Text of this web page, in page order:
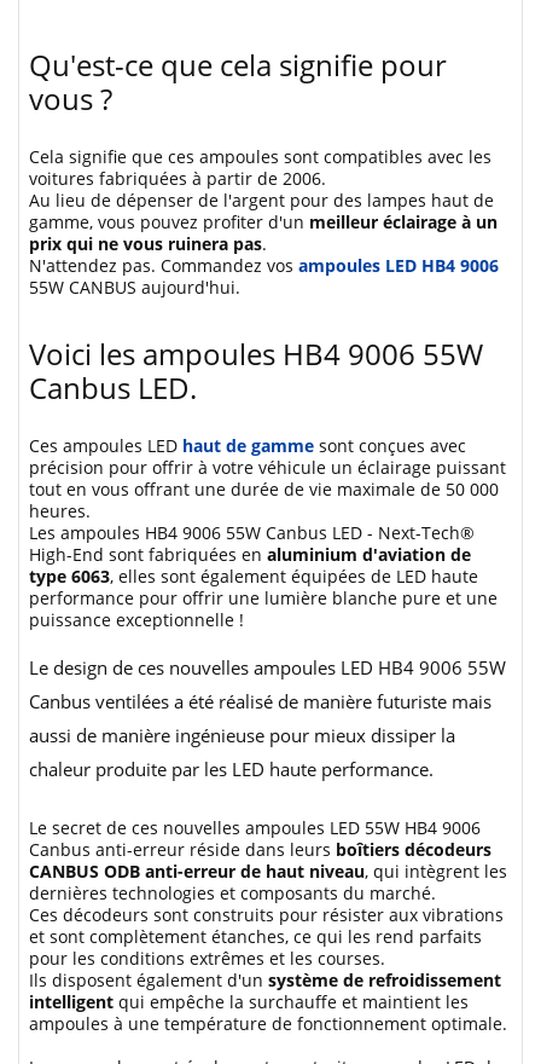
Qu'est-ce que cela signifie pour
vous ?
Cela signifie que ces ampoules sont compatibles avec les
voitures fabriquées à partir de 2006.
Au lieu de dépenser de l'argent pour des lampes haut de
gamme, vous pouvez profiter d'un meilleur éclairage à un
prix qui ne vous ruinera pas.
N'attendez pas. Commandez vos ampoules LED HB4 9006
55W CANBUS aujourd'hui.
Voici les ampoules HB4 9006 55W
Canbus LED.
Ces ampoules LED haut de gamme sont conçues avec
précision pour offrir à votre véhicule un éclairage puissant
tout en vous offrant une durée de vie maximale de 50 000
heures.
Les ampoules HB4 9006 55W Canbus LED - Next-Tech®
High-End sont fabriquées en aluminium d'aviation de
type 6063, elles sont également équipées de LED haute
performance pour offrir une lumière blanche pure et une
puissance exceptionnelle !
Le design de ces nouvelles ampoules LED HB4 9006 55W
Canbus ventilées a été réalisé de manière futuriste mais
aussi de manière ingénieuse pour mieux dissiper la
chaleur produite par les LED haute performance.
Le secret de ces nouvelles ampoules LED 55W HB4 9006
Canbus anti-erreur réside dans leurs boîtiers décodeurs
CANBUS ODB anti-erreur de haut niveau, qui intègrent les
dernières technologies et composants du marché.
Ces décodeurs sont construits pour résister aux vibrations
et sont complètement étanches, ce qui les rend parfaits
pour les conditions extrêmes et les courses.
Ils disposent également d'un système de refroidissement
intelligent qui empêche la surchauffe et maintient les
ampoules à une température de fonctionnement optimale.